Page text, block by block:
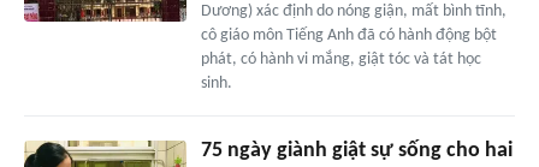
Dương) xác định do nóng giận, mất bình tĩnh,
cô giáo môn Tiếng Anh đã có hành động bột
phát, có hành vi mắng, giật tóc và tát học
sinh.
75 ngày giành giật sự sống cho hai